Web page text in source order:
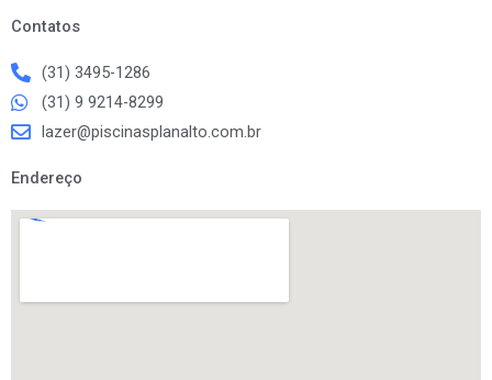
Contatos
(31) 3495-1286
(31) 9 9214-8299
lazer@piscinasplanalto.com.br
Endereço